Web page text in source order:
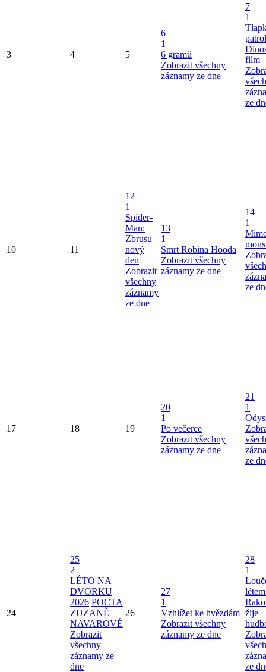
3 4 5
6
1
6 gramů
Zobrazit všechny
záznamy ze dne
7
1
film
ze
10 11
12
1
Spider-
Man:
Zbrusu
nový
den
Zobrazit
všechny
záznamy
ze dne
13
1
Smrt Robina Hooda
Zobrazit všechny
záznamy ze dne
14
1
ze
17 18 19
20
1
Po večerce
Zobrazit všechny
záznamy ze dne
21
1
ze
24
25
2
LÉTO NA
DVORKU
2026 POCTA
ZUZANĚ
NAVAROVÉ
Zobrazit
všechny
záznamy ze
dne
26
27
1
Vzhlížet ke hvězdám
Zobrazit všechny
záznamy ze dne
28
1
žije
ze